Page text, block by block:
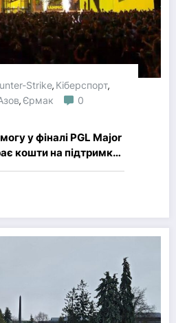
Strike, Кіберспорт,
, Єрмак
0
у фіналі PGL Major
кошти на підтримку